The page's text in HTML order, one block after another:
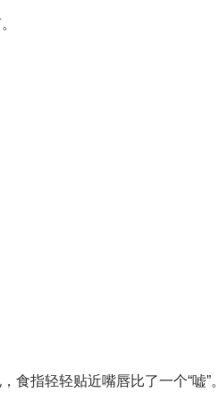
指轻轻贴近嘴唇比了一个“嘘”。